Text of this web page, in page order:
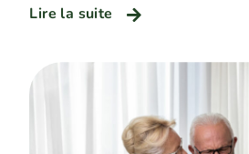
Lire la suite